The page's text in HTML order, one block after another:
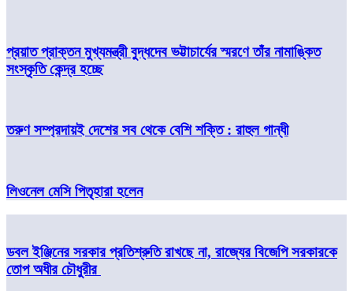
প্রয়াত প্রাক্তন মুখ্যমন্ত্রী বুদ্ধদেব ভট্টাচার্যের স্মরণে তাঁর নামাঙ্কিত
সংস্কৃতি কেন্দ্র হচ্ছে
তরুণ সম্প্রদায়ই দেশের সব থেকে বেশি শক্তি : রাহুল গান্ধী
লিওনেল মেসি পিতৃহারা হলেন
ডবল ইঞ্জিনের সরকার প্রতিশ্রুতি রাখছে না, রাজ্যের বিজেপি সরকারকে
তোপ অধীর চৌধুরীর